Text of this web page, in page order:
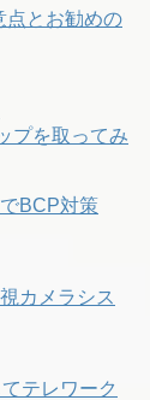
点とお勧めの
プを取ってみ
BCP対策
カメラシス
テレワーク